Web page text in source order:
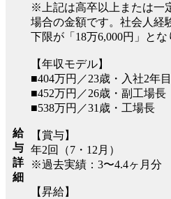
給
与
詳
細
※上記は高卒以上または一
場合の金額です。社会人経
下限が「18万6,000円」とな
【年収モデル】
■404万円／23歳・入社2年目
■452万円／26歳・副工場長
■538万円／31歳・工場長
【賞与】
年2回（7・12月）
※過去実績：3〜4.4ヶ月分
【昇給】